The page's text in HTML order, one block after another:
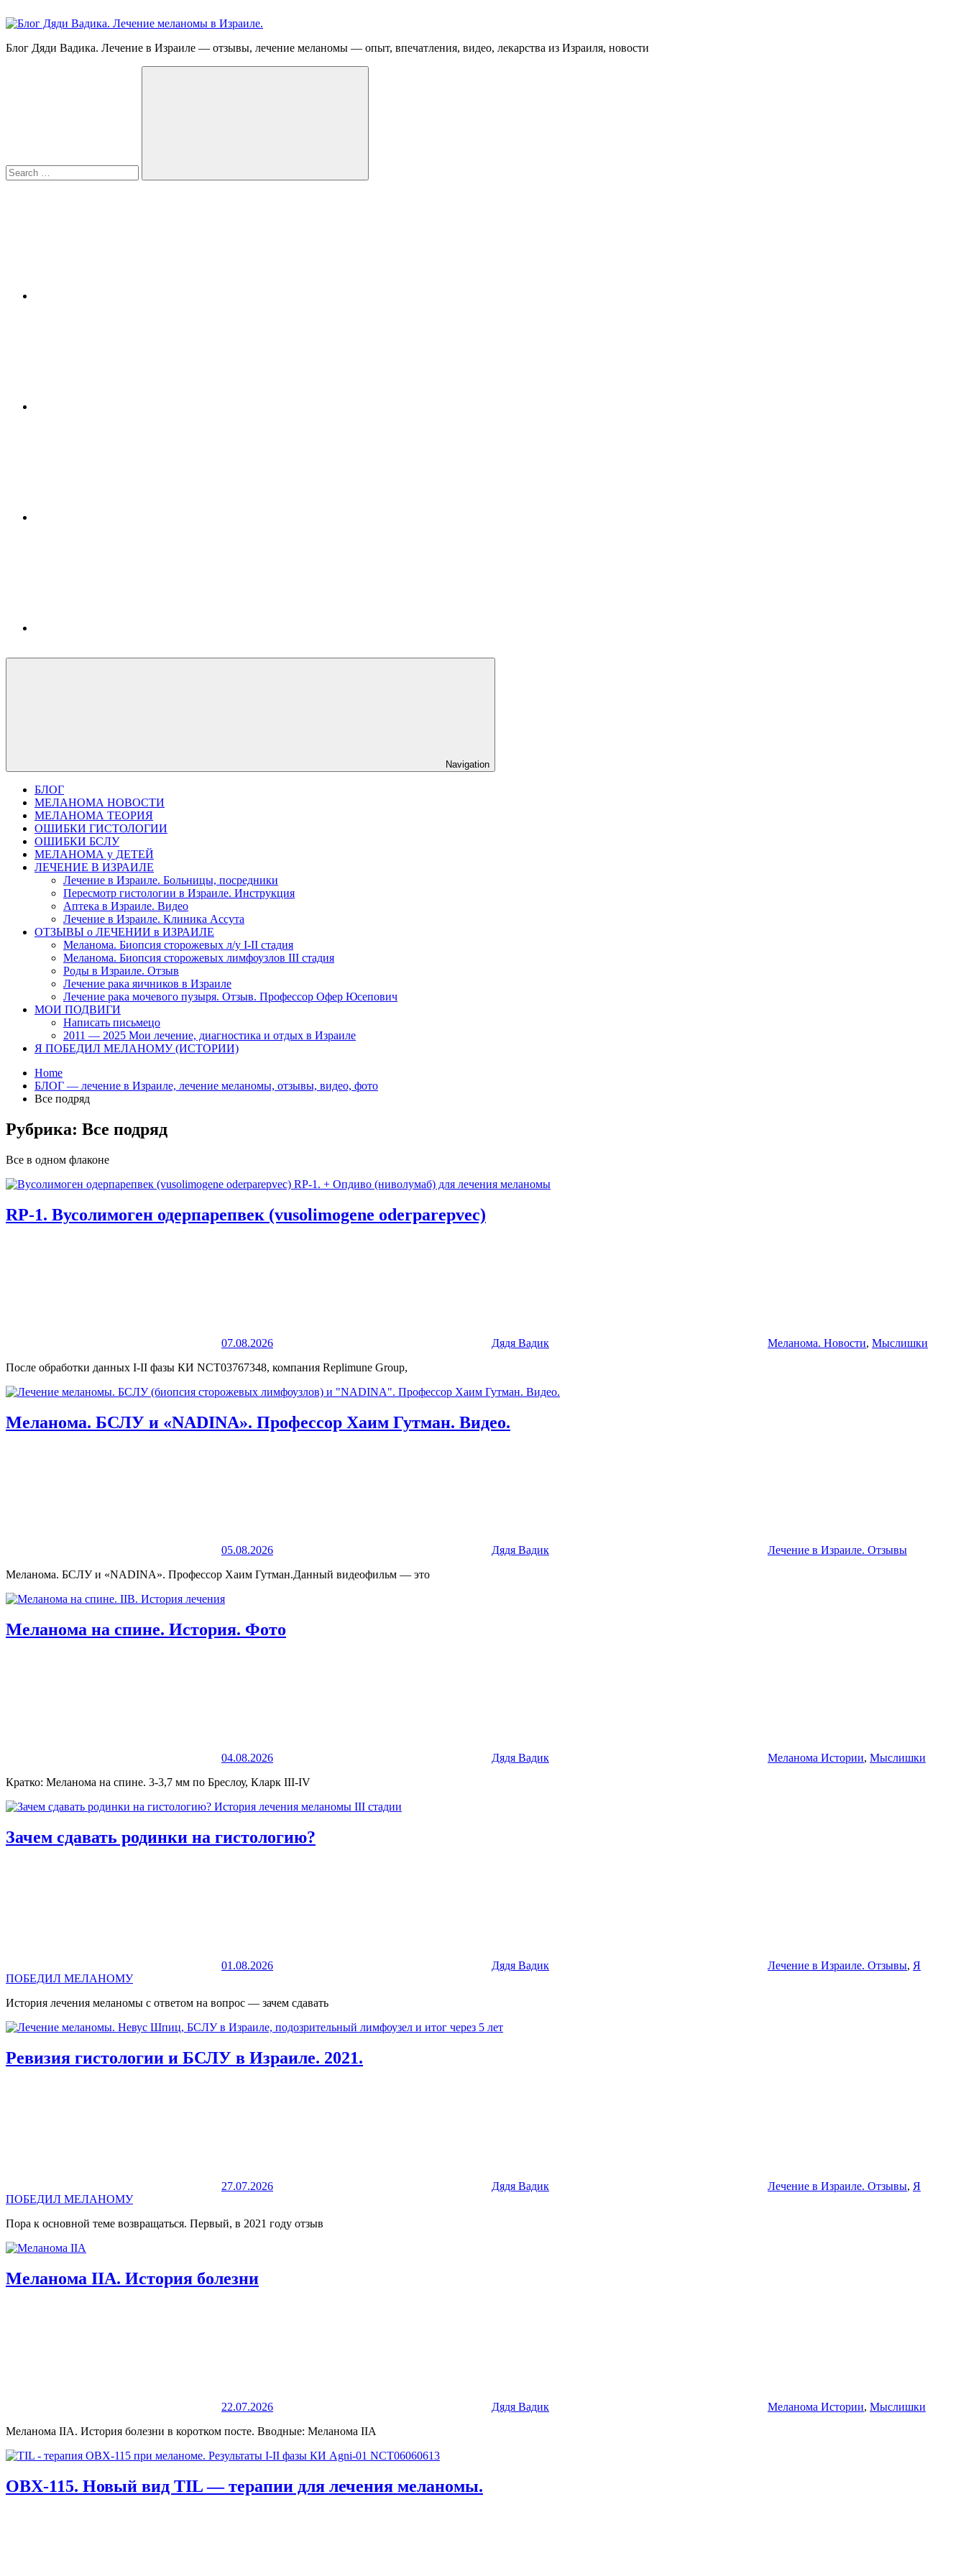
to
Блог
Блог Дяди Вадика. Лечение в Израиле — отзывы, лечение меланомы — опыт, впечатления, видео, лекарства из Израиля, новости
Search
Navigation
БЛОГ
МЕЛАНОМА НОВОСТИ
МЕЛАНОМА ТЕОРИЯ
ОШИБКИ ГИСТОЛОГИИ
ОШИБКИ БСЛУ
МЕЛАНОМА у ДЕТЕЙ
ЛЕЧЕНИЕ В ИЗРАИЛЕ
Лечение в Израиле. Больницы, посредники
Пересмотр гистологии в Израиле. Инструкция
Аптека в Израиле. Видео
Лечение в Израиле. Клиника Ассута
ОТЗЫВЫ о ЛЕЧЕНИИ в ИЗРАИЛЕ
Меланома. Биопсия сторожевых л/у I-II стадия
Меланома. Биопсия сторожевых лимфоузлов III стадия
Роды в Израиле. Отзыв
Лечение рака яичников в Израиле
Лечение рака мочевого пузыря. Отзыв. Профессор Офер Юсепович
МОИ ПОДВИГИ
Написать письмецо
2011 — 2025 Мои лечение, диагностика и отдых в Израиле
Я ПОБЕДИЛ МЕЛАНОМУ (ИСТОРИИ)
Home
БЛОГ — лечение в Израиле, лечение меланомы, отзывы, видео, фото
Все подряд
Рубрика: Все подряд
Все в одном флаконе
RP-1. Вусолимоген одерпарепвек (vusolimogene oderparepvec)
07.08.2026 Дядя Вадик Меланома. Новости, Мыслишки
После обработки данных I-II фазы КИ NCT03767348, компания Replimune Group,
Меланома. БСЛУ и «NADINA». Профессор Хаим Гутман. Видео.
05.08.2026 Дядя Вадик
Лечение в Израиле. Отзывы
Меланома. БСЛУ и «NADINA». Профессор Хаим Гутман.Данный видеофильм — это
Меланома на спине. История. Фото
04.08.2026 Дядя Вадик Меланома Истории, Мыслишки
Кратко: Меланома на спине. 3-3,7 мм по Бреслоу, Кларк III-IV
Зачем сдавать родинки на гистологию?
01.08.2026 Дядя Вадик Лечение в Израиле. Отзывы, Я
ПОБЕДИЛ МЕЛАНОМУ
История лечения меланомы с ответом на вопрос — зачем сдавать
Ревизия гистологии и БСЛУ в Израиле. 2021.
27.07.2026 Дядя Вадик Лечение в Израиле. Отзывы, Я
ПОБЕДИЛ МЕЛАНОМУ
Пора к основной теме возвращаться. Первый, в 2021 году отзыв
Меланома IIА. История болезни
22.07.2026 Дядя Вадик Меланома Истории, Мыслишки
Меланома IIА. История болезни в коротком посте. Вводные: Меланома IIA
OBX-115. Новый вид TIL — терапии для лечения меланомы.